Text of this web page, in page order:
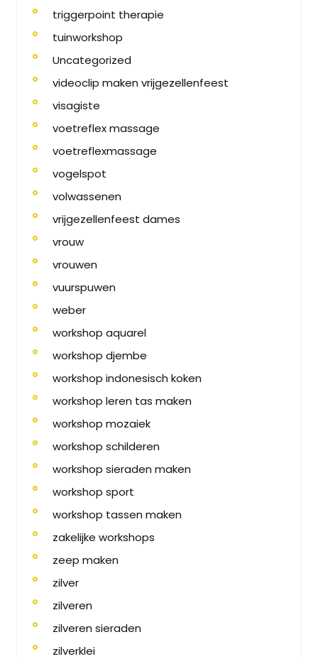
triggerpoint therapie
tuinworkshop
Uncategorized
videoclip maken vrijgezellenfeest
visagiste
voetreflex massage
voetreflexmassage
vogelspot
volwassenen
vrijgezellenfeest dames
vrouw
vrouwen
vuurspuwen
weber
workshop aquarel
workshop djembe
workshop indonesisch koken
workshop leren tas maken
workshop mozaiek
workshop schilderen
workshop sieraden maken
workshop sport
workshop tassen maken
zakelijke workshops
zeep maken
zilver
zilveren
zilveren sieraden
zilverklei